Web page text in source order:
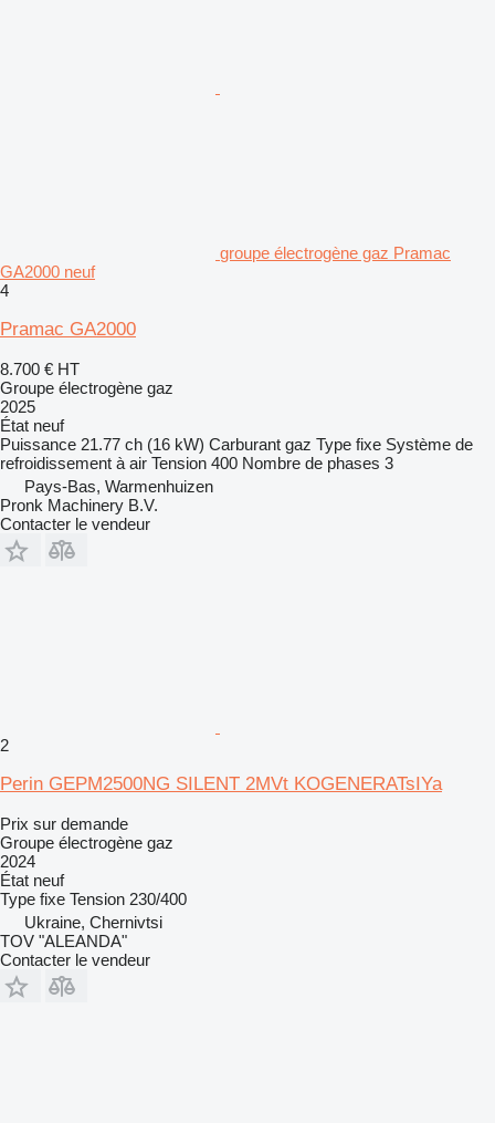
groupe électrogène gaz Pramac
GA2000 neuf
4
Pramac GA2000
8.700 € HT
Groupe électrogène gaz
2025
État neuf
Puissance 21.77 ch (16 kW) Carburant gaz Type fixe Système de
refroidissement à air Tension 400 Nombre de phases 3
Pays-Bas, Warmenhuizen
Pronk Machinery B.V.
Contacter le vendeur
2
Perin GEPM2500NG SILENT 2MVt KOGENERATsIYa
Prix sur demande
Groupe électrogène gaz
2024
État neuf
Type fixe Tension 230/400
Ukraine, Chernivtsi
TOV "ALEANDA"
Contacter le vendeur